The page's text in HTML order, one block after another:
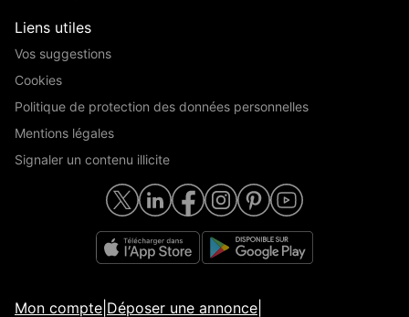
Liens utiles
Vos suggestions
Cookies
Politique de protection des données personnelles
Mentions légales
Signaler un contenu illicite
Mon compte Déposer une annonce